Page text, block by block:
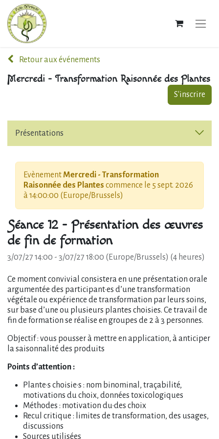
Retour aux événements
Mercredi - Transformation Raisonnée des Plantes
S'inscrire
Présentations
EvènementMercredi - Transformation
Raisonnée des Plantes commence le 5 sept. 2026
à 14:00:00 ( Europe/Brussels)
Séance 12 - Présentation des œuvres
de fin de formation
3/07/27 14:00 - 3/07/27 18:00 ( Europe/Brussels) (4 heures)
Ce moment convivial consistera en une présentation orale
argumentée des participant·es d’une transformation
végétale ou expérience de transformation par leurs soins,
sur base d’une ou plusieurs plantes choisies. Ce travail de
fin de formation se réalise en groupes de 2 à 3 personnes.
Objectif : vous pousser à mettre en application, à anticiper
la saisonnalité des produits
Points d’attention :
Plante·s choisie·s : nom binominal, traçabilité,
motivations du choix, données toxicologiques
Méthodes : motivation du·des choix
Recul critique : limites de transformation, des usages,
discussions
Sources utilisées